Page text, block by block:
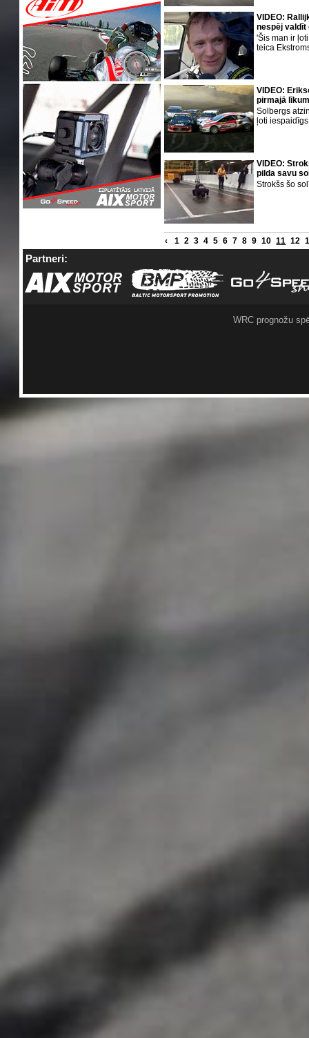
VIDEO:
nespēj valdīt
'Šis man ir
teica
VIDEO:
pirmajā
Solbergs
ļoti
VIDEO:
pilda savu
Strokšs šo
‹ 1 2 3 4 5 6 7 8 9 10 11 12
Partneri:
WRC prognožu